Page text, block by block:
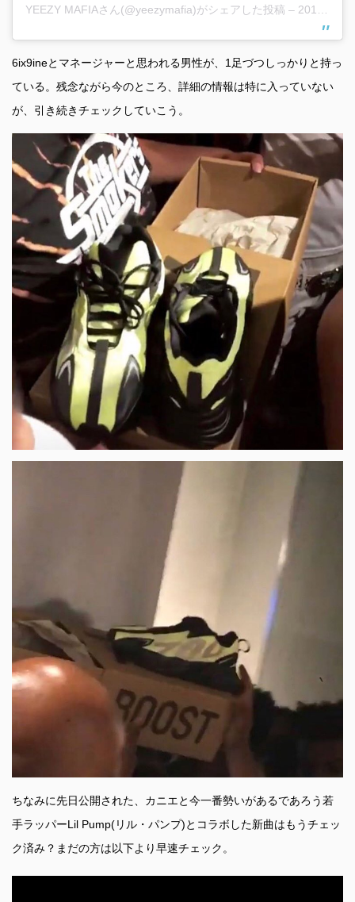
YEEZY MAFIAさん(@yeezymafia)がシェアした投稿 – 2018年 9月月5日午後11時38分PDT
6ix9ineとマネージャーと思われる男性が、1足づつしっかりと持っ
ている。残念ながら今のところ、詳細の情報は特に入っていない
が、引き続きチェックしていこう。
ちなみに先日公開された、カニエと今一番勢いがあるであろう若
手ラッパーLil Pump(リル・パンプ)とコラボした新曲はもうチェッ
ク済み？まだの方は以下より早速チェック。